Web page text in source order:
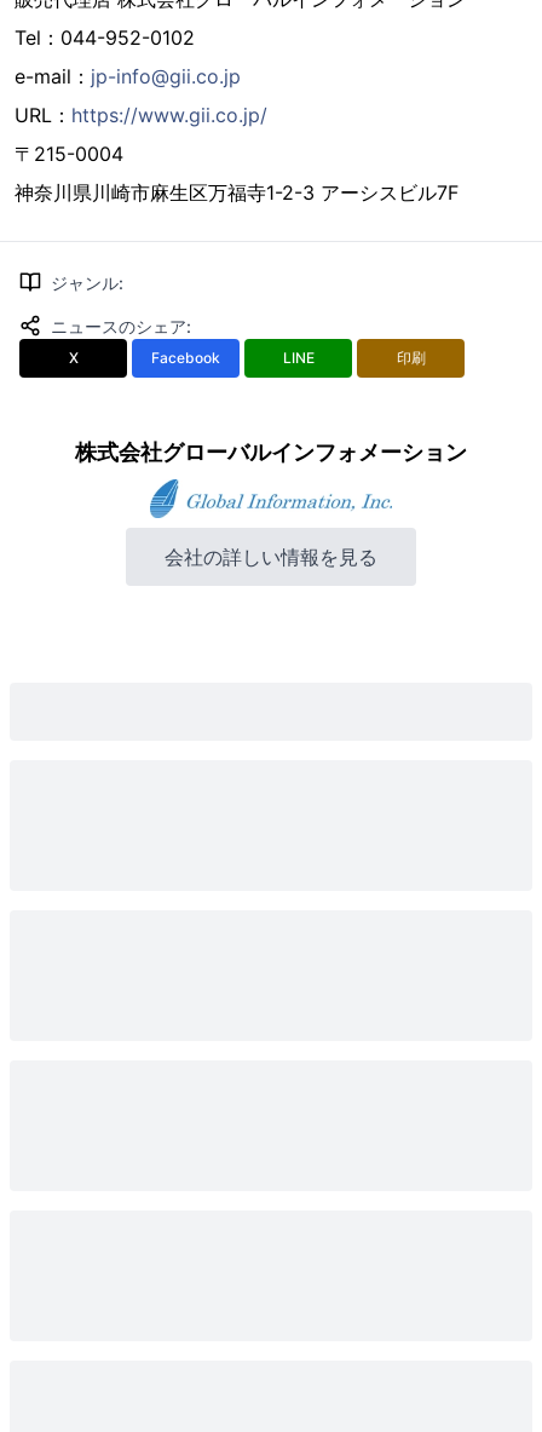
Tel：044-952-0102
e-mail： jp-info@gii.co.jp
URL： https://www.gii.co.jp/
〒215-0004
神奈川県川崎市麻生区万福寺1-2-3 アーシスビル7F
ジャンル:
ニュースのシェア:
X Facebook LINE 印刷
株式会社グローバルインフォメーション
会社の詳しい情報を見る